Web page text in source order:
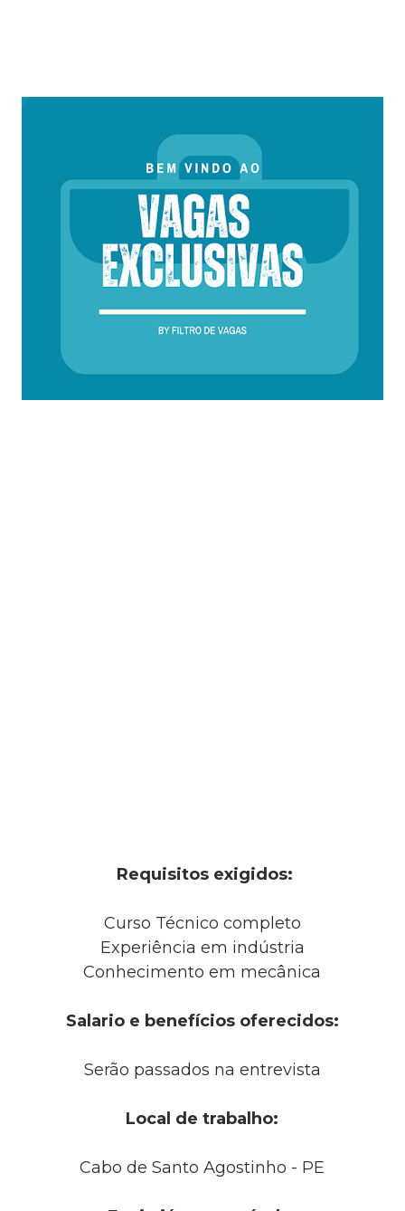
Requisitos exigidos:
Curso Técnico completo
Experiência em indústria
Conhecimento em mecânica
Salario e benefícios oferecidos:
Serão passados na entrevista
Local de trabalho:
Cabo de Santo Agostinho - PE